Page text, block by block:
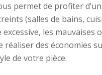
permet de profiter
(salles de bains,
les mauvaises
des économies
de votre pièce.